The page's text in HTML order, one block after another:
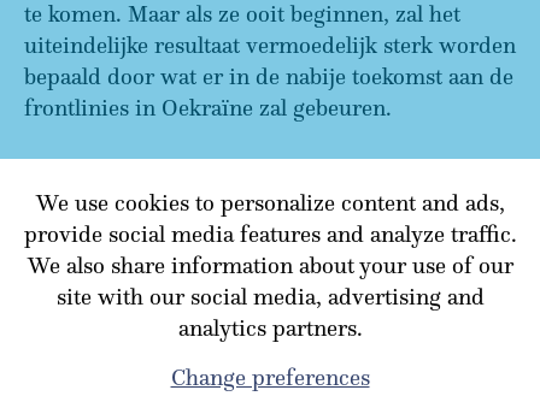
te komen. Maar als ze ooit beginnen, zal het
uiteindelijke resultaat vermoedelijk sterk worden
bepaald door wat er in de nabije toekomst aan de
frontlinies in Oekraïne zal gebeuren.
TERUG NAAR OVERZICHT
We use cookies to personalize content and ads,
provide social media features and analyze traffic.
We also share information about your use of our
site with our social media, advertising and
analytics partners.
Change preferences